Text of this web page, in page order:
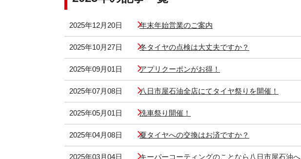
2025年12月20日 年末年始営業のご案内
2025年10月27日 冬タイヤの点検は大丈夫ですか？
2025年09月01日 アプリクーポンがお得！
2025年07月08日 八日市屋石油全店にてタイヤ祭りを開催！
2025年05月01日 洗車祭り開催！
2025年04月08日 夏タイヤへの交換はお済ですか？
2025年03月04日 キーパーコーティングのことなら八日市屋石油へ